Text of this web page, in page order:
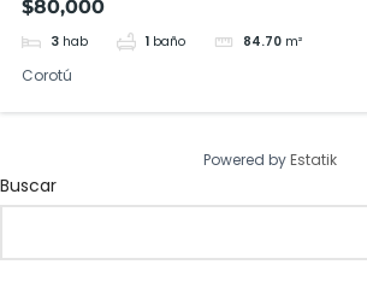
$80,000
3 hab 1 baño 84.70 m²
Corotú
Powered by Estatik
Buscar